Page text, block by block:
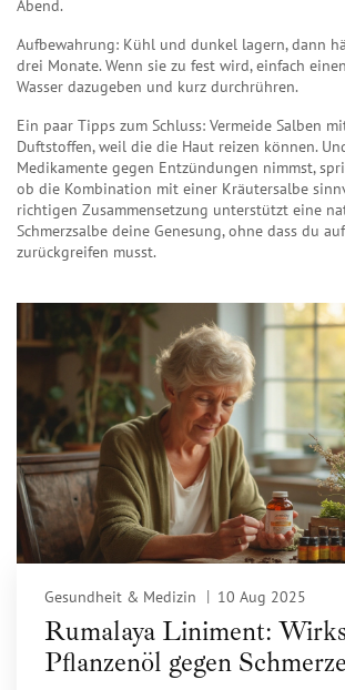
Abend.
Aufbewahrung: Kühl und dunkel lagern, dann
drei Monate. Wenn sie zu fest wird, einfach
Wasser dazugeben und kurz durchrühren.
Ein paar Tipps zum Schluss: Vermeide Salben
Duftstoffen, weil die die Haut reizen können.
Medikamente gegen Entzündungen nimmst,
ob die Kombination mit einer Kräutersalbe
richtigen Zusammensetzung unterstützt eine
Schmerzsalbe deine Genesung, ohne dass du
zurückgreifen musst.
Gesundheit & Medizin 10 Aug 2025
Rumalaya Liniment:
Pflanzenöl gegen